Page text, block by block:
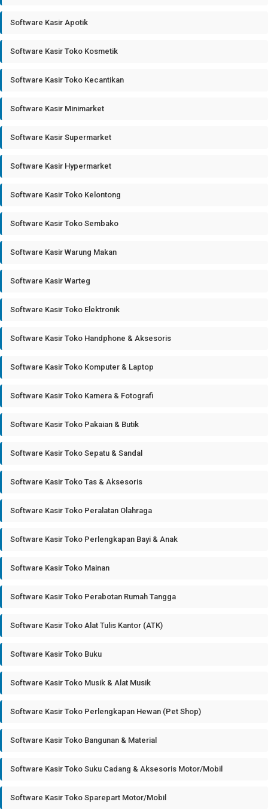
Software Kasir Apotik
Software Kasir Toko Kosmetik
Software Kasir Toko Kecantikan
Software Kasir Minimarket
Software Kasir Supermarket
Software Kasir Hypermarket
Software Kasir Toko Kelontong
Software Kasir Toko Sembako
Software Kasir Warung Makan
Software Kasir Warteg
Software Kasir Toko Elektronik
Software Kasir Toko Handphone & Aksesoris
Software Kasir Toko Komputer & Laptop
Software Kasir Toko Kamera & Fotografi
Software Kasir Toko Pakaian & Butik
Software Kasir Toko Sepatu & Sandal
Software Kasir Toko Tas & Aksesoris
Software Kasir Toko Peralatan Olahraga
Software Kasir Toko Perlengkapan Bayi & Anak
Software Kasir Toko Mainan
Software Kasir Toko Perabotan Rumah Tangga
Software Kasir Toko Alat Tulis Kantor (ATK)
Software Kasir Toko Buku
Software Kasir Toko Musik & Alat Musik
Software Kasir Toko Perlengkapan Hewan (Pet Shop)
Software Kasir Toko Bangunan & Material
Software Kasir Toko Suku Cadang & Aksesoris Motor/Mobil
Software Kasir Toko Sparepart Motor/Mobil